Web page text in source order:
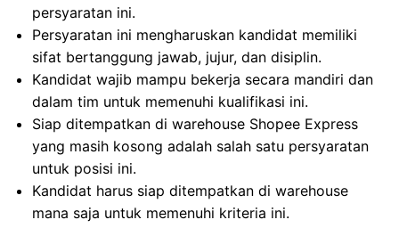
persyaratan ini.
Persyaratan ini mengharuskan kandidat memiliki
sifat bertanggung jawab, jujur, dan disiplin.
Kandidat wajib mampu bekerja secara mandiri dan
dalam tim untuk memenuhi kualifikasi ini.
Siap ditempatkan di warehouse Shopee Express
yang masih kosong adalah salah satu persyaratan
untuk posisi ini.
Kandidat harus siap ditempatkan di warehouse
mana saja untuk memenuhi kriteria ini.